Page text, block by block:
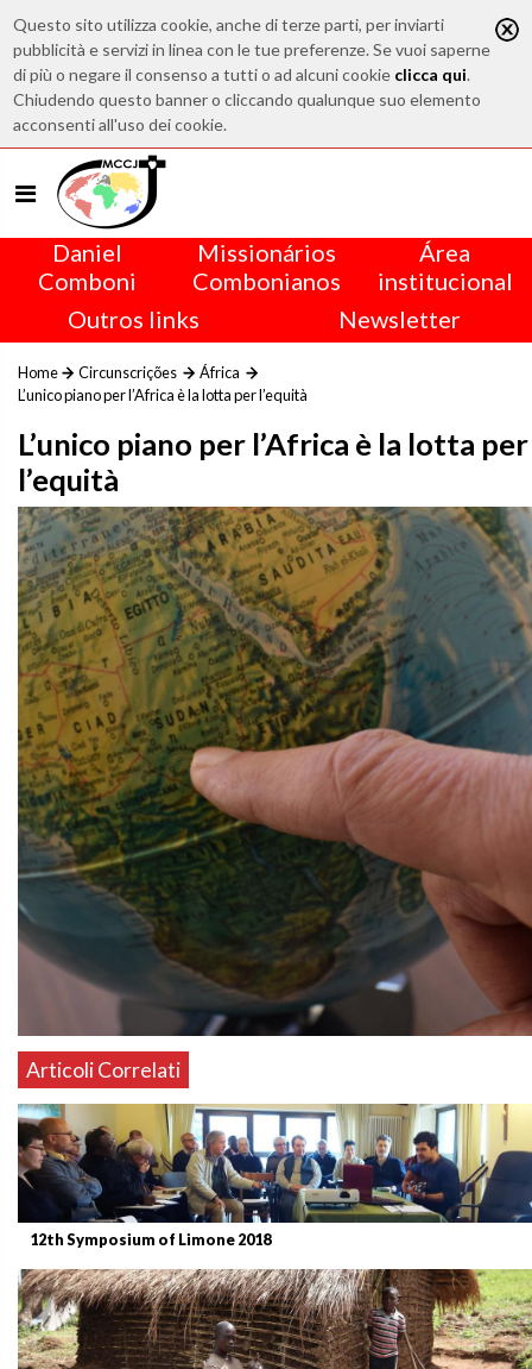
Questo sito utilizza cookie, anche di terze parti, per inviarti
pubblicità e servizi in linea con le tue preferenze. Se vuoi saperne
di più o negare il consenso a tutti o ad alcuni cookie clicca qui.
Chiudendo questo banner o cliccando qualunque suo elemento
acconsenti all'uso dei cookie.
Daniel
Comboni
Missionários
Combonianos
Área
institucional
Outros links
Newsletter
Home Circunscrições
África
L’unico piano per l’Africa è la lotta per l’equità
L’unico piano per l’Africa è la lotta per
l’equità
Articoli Correlati
12th Symposium of Limone 2018